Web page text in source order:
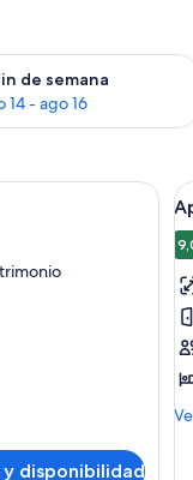
de semana
14 - ago 16
para este
de hotel con una
disponibilidad
1